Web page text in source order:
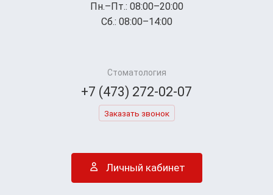
Пн.–Пт.: 08:00–20:00
Сб.: 08:00–14:00
Стоматология
+7 (473) 272-02-07
Заказать звонок
Личный кабинет